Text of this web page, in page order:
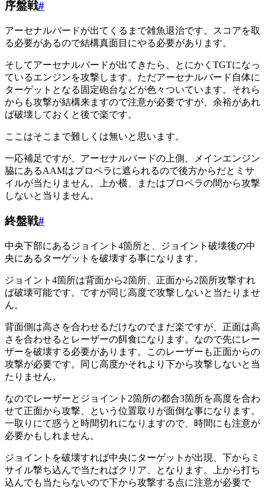
序盤戦#
アーセナルバードが出てくるまで雑魚退治です。スコアを取
る必要があるので結構真面目にやる必要があります。
そしてアーセナルバードが出てきたら、とにかくTGTになっ
ているエンジンを攻撃します。ただアーセナルバード自体に
ターゲットとなる固定砲台などが色々ついています。それら
からも攻撃が結構来ますので注意が必要ですが、余裕があれ
ば破壊しておくと後で楽です。
ここはそこまで難しくは無いと思います。
一応補足ですが、アーセナルバードの上側、メインエンジン
脇にあるAAMはプロペラに遮られるので後方からだとミサ
イルが当たりません。上か横、またはプロペラの間から攻撃
しないと当りません。
終盤戦#
中央下部にあるジョイント4箇所と、ジョイント破壊後の中
央にあるターゲットを破壊する事になります。
ジョイント4箇所は背面から2箇所、正面から2箇所攻撃すれ
ば破壊可能です。ですが同じ高度で攻撃しないと当たりませ
ん。
背面側は高さを合わせるだけなのでまだ楽ですが、正面は高
さを合わせるとレーザーの餌食になります。なので先にレー
ザーを破壊する必要があります。このレーザーも正面からの
攻撃が必要です。同じ高度かそれより下から攻撃しないと当
たりません。
なのでレーザーとジョイント2箇所の都合3箇所を高度を合わ
せて正面から攻撃、という位置取りが面倒な事になります。
一取りにて惑うと時間切れになりますので、時間にも注意が
必要かもしれません。
ジョイントを破壊すれば中央にターゲットが出現、下からミ
サイル撃ち込んで当たればクリア、となります。上から打ち
込んでも当たらないので下から攻撃する点に注意が必要で